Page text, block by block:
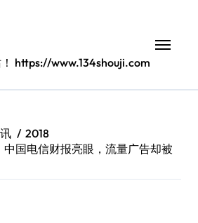
https://www.134shouji.com
2018
国电信财报亮眼，流量广告却被